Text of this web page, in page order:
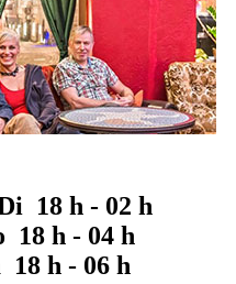
18 h - 02 h
18 h - 04 h
18 h - 06 h